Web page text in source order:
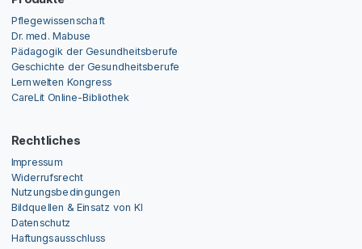
Pflegewissenschaft
Dr. med. Mabuse
Pädagogik der Gesundheitsberufe
Geschichte der Gesundheitsberufe
Lernwelten Kongress
CareLit Online-Bibliothek
Rechtliches
Impressum
Widerrufsrecht
Nutzungsbedingungen
Bildquellen & Einsatz von KI
Datenschutz
Haftungsausschluss